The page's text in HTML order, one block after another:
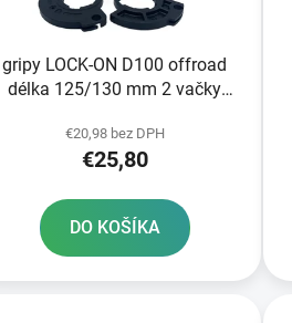
gripy LOCK-ON D100 offroad
délka 125/130 mm 2 vačky
€20,98 bez DPH
€25,80
DO KOŠÍKA